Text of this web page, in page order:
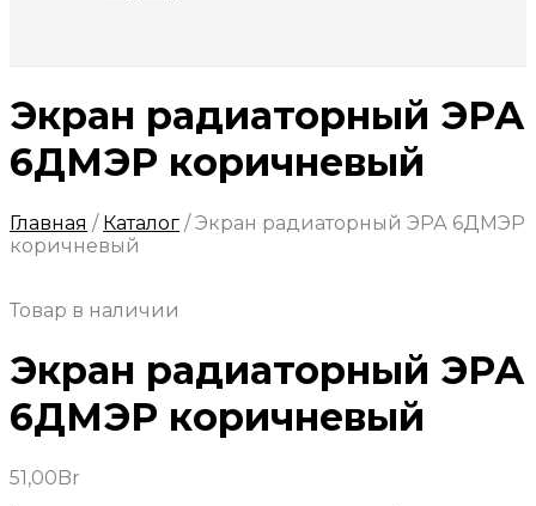
Экран радиаторный ЭРА
6ДМЭР коричневый
Главная / Каталог /Экран радиаторный ЭРА 6ДМЭР
коричневый
Товар в наличии
Экран радиаторный ЭРА
6ДМЭР коричневый
51,00Br